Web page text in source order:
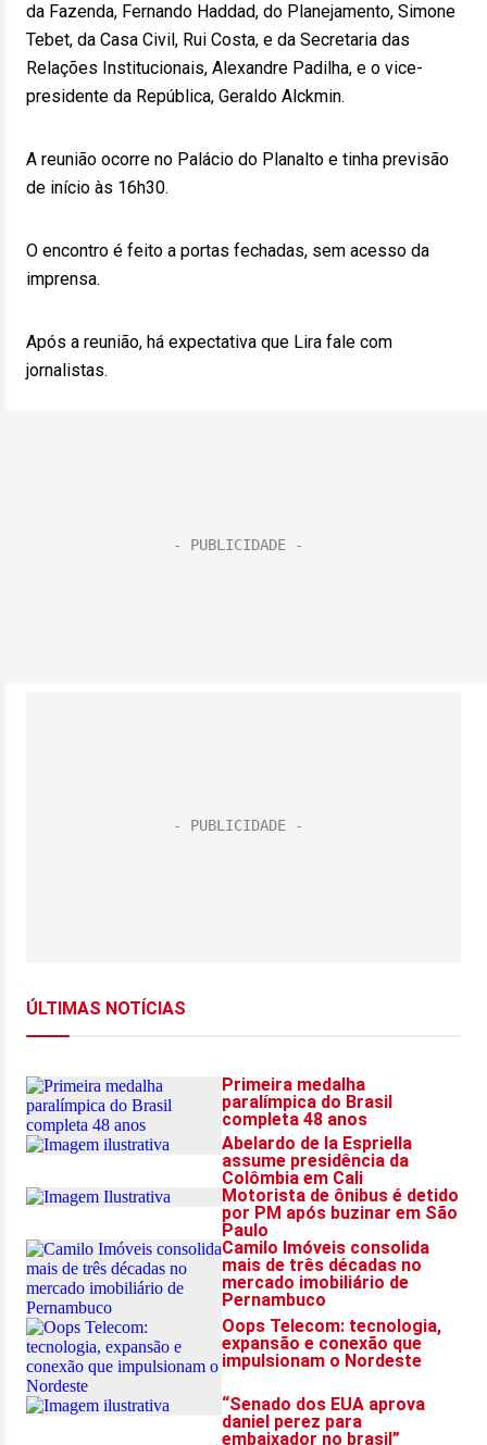
da Fazenda, Fernando Haddad, do Planejamento, Simone
Tebet, da Casa Civil, Rui Costa, e da Secretaria das
Relações Institucionais, Alexandre Padilha, e o vice-
presidente da República, Geraldo Alckmin.
A reunião ocorre no Palácio do Planalto e tinha previsão
de início às 16h30.
O encontro é feito a portas fechadas, sem acesso da
imprensa.
Após a reunião, há expectativa que Lira fale com
jornalistas.